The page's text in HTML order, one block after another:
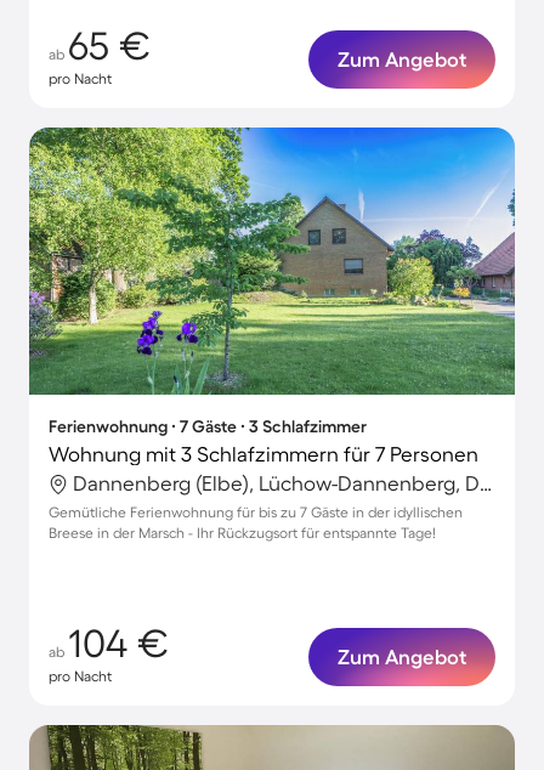
ab 65 €
pro Nacht
Zum Angebot
Ferienwohnung ∙ 7 Gäste ∙ 3 Schlafzimmer
Wohnung mit 3 Schlafzimmern für 7 Personen
Dannenberg (Elbe), Lüchow-Dannenberg, Deutschland
Gemütliche Ferienwohnung für bis zu 7 Gäste in der idyllischen
Breese in der Marsch - Ihr Rückzugsort für entspannte Tage!
ab 104 €
pro Nacht
Zum Angebot